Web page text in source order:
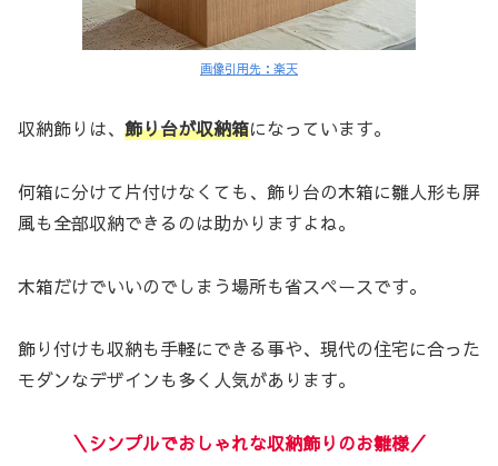
画像引用先：楽天
収納飾りは、 飾り台が収納箱になっています。
何箱に分けて片付けなくても、飾り台の木箱に雛人形も屏
風も全部収納できるのは助かりますよね。
木箱だけでいいのでしまう場所も省スペースです。
飾り付けも収納も手軽にできる事や、現代の住宅に合った
モダンなデザインも多く人気があります。
＼シンプルでおしゃれな収納飾りのお雛様／